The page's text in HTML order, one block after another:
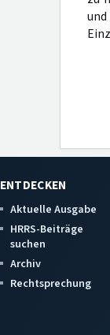
ENTDECKEN
Aktuelle Ausgabe
HRRS-Beiträge
suchen
Archiv
Rechtsprechung